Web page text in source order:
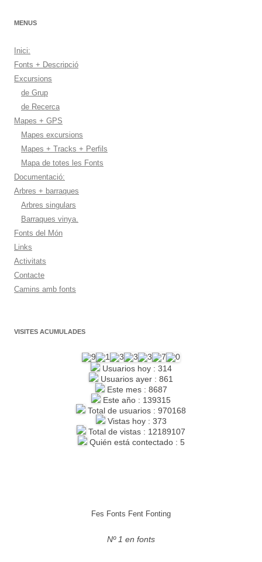
MENUS
Inici:
Fonts + Descripció
Excursions
de Grup
de Recerca
Mapes + GPS
Mapes excursions
Mapes + Tracks + Perfils
Mapa de totes les Fonts
Documentació:
Arbres + barraques
Arbres singulars
Barraques vinya.
Fonts del Món
Links
Activitats
Contacte
Camins amb fonts
VISITES ACUMULADES
Usuarios hoy : 314
Usuarios ayer : 861
Este mes : 8687
Este año : 139315
Total de usuarios : 970168
Vistas hoy : 373
Total de vistas : 12189107
Quién está contectado : 5
Fes Fonts Fent Fonting
Nº 1 en fonts